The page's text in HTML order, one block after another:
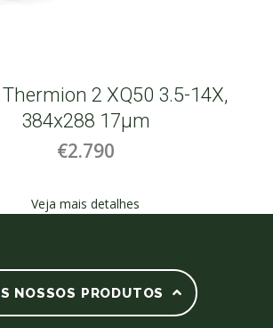
2 XQ50 3.5-14X,
384x288 17µm
€2.790
Veja mais detalhes
NOSSOS PRODUTOS